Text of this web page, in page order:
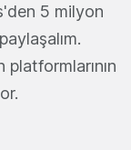
5 milyon